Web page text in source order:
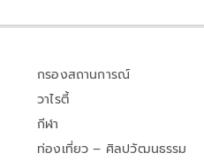
กรองสถานการณ์
วาไรตี้
กีฬา
ท่องเที่ยว – ศิลปวัฒนธรรม